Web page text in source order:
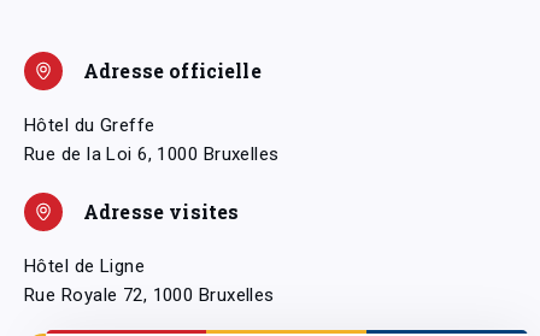
Adresse officielle
Hôtel du Greffe
Rue de la Loi 6, 1000 Bruxelles
Adresse visites
Hôtel de Ligne
Rue Royale 72, 1000 Bruxelles